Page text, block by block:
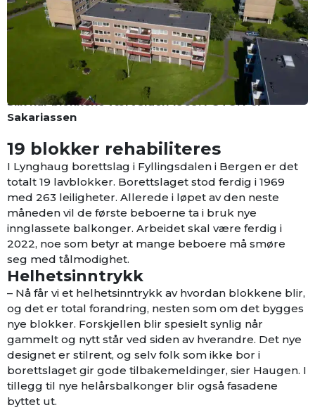
Slik har blokkene vært siden 1969. FOTO: Per
Sakariassen
19 blokker rehabiliteres
I Lynghaug borettslag i Fyllingsdalen i Bergen er det
totalt 19 lavblokker. Borettslaget stod ferdig i 1969
med 263 leiligheter. Allerede i løpet av den neste
måneden vil de første beboerne ta i bruk nye
innglassete balkonger. Arbeidet skal være ferdig i
2022, noe som betyr at mange beboere må smøre
seg med tålmodighet.
Helhetsinntrykk
– Nå får vi et helhetsinntrykk av hvordan blokkene blir,
og det er total forandring, nesten som om det bygges
nye blokker. Forskjellen blir spesielt synlig når
gammelt og nytt står ved siden av hverandre. Det nye
designet er stilrent, og selv folk som ikke bor i
borettslaget gir gode tilbakemeldinger, sier Haugen. I
tillegg til nye helårsbalkonger blir også fasadene
byttet ut.